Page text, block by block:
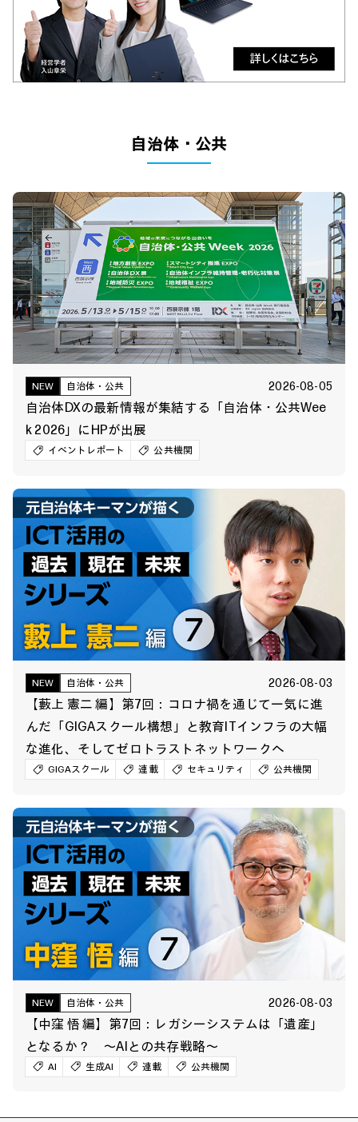
自治体・公共
NEW 自治体・公共 2026-08-05
自治体DXの最新情報が集結する「自治体・公共Wee
k 2026」にHPが出展
イベントレポート 公共機関
NEW 自治体・公共 2026-08-03
【藪上 憲二 編】第7回：コロナ禍を通じて一気に進
んだ「GIGAスクール構想」と教育ITインフラの大幅
な進化、そしてゼロトラストネットワークへ
GIGAスクール 連載 セキュリティ 公共機関
NEW 自治体・公共 2026-08-03
【中窪 悟 編】第7回：レガシーシステムは「遺産」
となるか？ ～AIとの共存戦略～
AI 生成AI 連載 公共機関